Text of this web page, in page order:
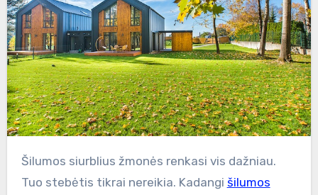
Šilumos siurblius žmonės renkasi vis dažniau.
Tuo stebėtis tikrai nereikia. Kadangi šilumos